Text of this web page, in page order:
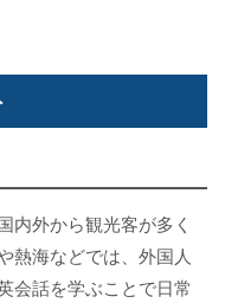
内外から観光客が多く
熱海などでは、外国人
会話を学ぶことで日常